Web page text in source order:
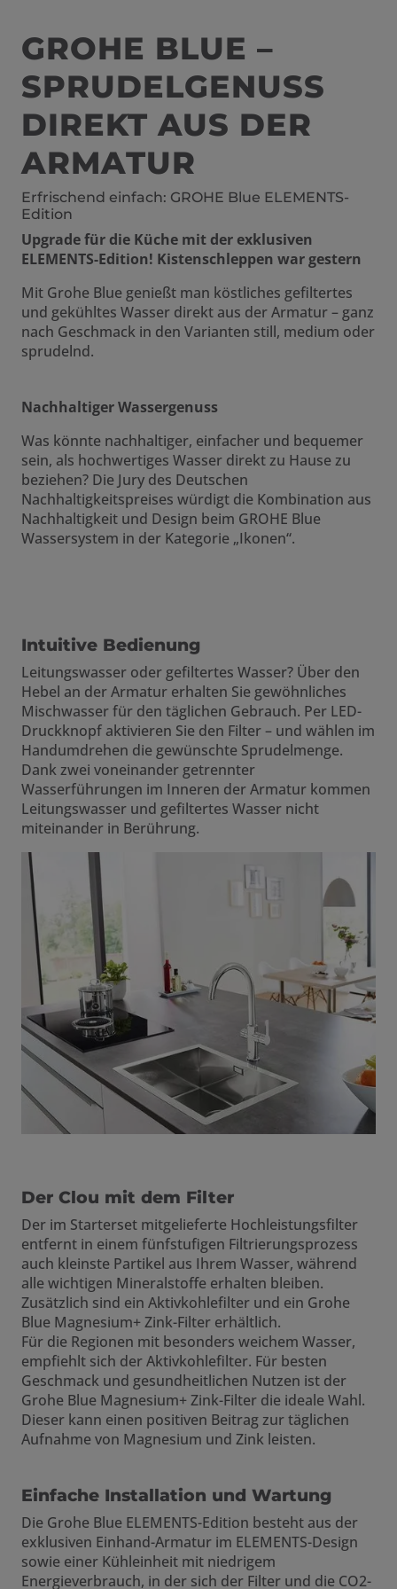
GROHE BLUE –
SPRUDELGENUSS
DIREKT AUS DER
ARMATUR
Erfrischend einfach: GROHE Blue ELEMENTS-
Edition
Upgrade für die Küche mit der exklusiven
ELEMENTS-Edition! Kistenschleppen war gestern
Mit Grohe Blue genießt man köstliches gefiltertes
und gekühltes Wasser direkt aus der Armatur – ganz
nach Geschmack in den Varianten still, medium oder
sprudelnd.
Nachhaltiger Wassergenuss
Was könnte nachhaltiger, einfacher und bequemer
sein, als hochwertiges Wasser direkt zu Hause zu
beziehen? Die Jury des Deutschen
Nachhaltigkeitspreises würdigt die Kombination aus
Nachhaltigkeit und Design beim GROHE Blue
Wassersystem in der Kategorie „Ikonen“.
Intuitive Bedienung
Leitungswasser oder gefiltertes Wasser? Über den
Hebel an der Armatur erhalten Sie gewöhnliches
Mischwasser für den täglichen Gebrauch. Per LED-
Druckknopf aktivieren Sie den Filter – und wählen im
Handumdrehen die gewünschte Sprudelmenge.
Dank zwei voneinander getrennter
Wasserführungen im Inneren der Armatur kommen
Leitungswasser und gefiltertes Wasser nicht
miteinander in Berührung.
Der Clou mit dem Filter
Der im Starterset mitgelieferte Hochleistungsfilter
entfernt in einem fünfstufigen Filtrierungsprozess
auch kleinste Partikel aus Ihrem Wasser, während
alle wichtigen Mineralstoffe erhalten bleiben.
Zusätzlich sind ein Aktivkohlefilter und ein Grohe
Blue Magnesium+ Zink-Filter erhältlich.
Für die Regionen mit besonders weichem Wasser,
empfiehlt sich der Aktivkohlefilter. Für besten
Geschmack und gesundheitlichen Nutzen ist der
Grohe Blue Magnesium+ Zink-Filter die ideale Wahl.
Dieser kann einen positiven Beitrag zur täglichen
Aufnahme von Magnesium und Zink leisten.
Einfache Installation und Wartung
Die Grohe Blue ELEMENTS-Edition besteht aus der
exklusiven Einhand-Armatur im ELEMENTS-Design
sowie einer Kühleinheit mit niedrigem
Energieverbrauch, in der sich der Filter und die CO2-